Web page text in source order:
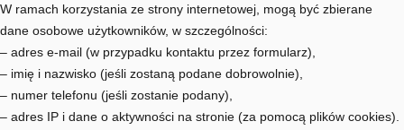
W ramach korzystania ze strony internetowej, mogą być zbierane
dane osobowe użytkowników, w szczególności:
– adres e-mail (w przypadku kontaktu przez formularz),
– imię i nazwisko (jeśli zostaną podane dobrowolnie),
– numer telefonu (jeśli zostanie podany),
– adres IP i dane o aktywności na stronie (za pomocą plików cookies).